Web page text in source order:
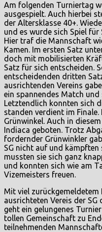
Am folgenden Turniertag
ausgespielt. Auch hierbei
der Altersklasse 40+.
und es wurde sich Spiel
Hier traf die Mannschaft
Kamen. Im ersten Satz
doch mit mobilisierten
Satz für sich entscheiden.
entscheidenden dritten
ausrichtenden Vereins
ein spannendes Match
Letztendlich konnten sich
standen verdient im
Grünwinkel. Auch in
Indiaca geboten. Trotz
fordernder Grünwinkler
SG nicht auf und kämpften
mussten sie sich ganz
und konnten sich wie am
Vizemeisters freuen.
Mit viel
ausrichteten Vereis der SG
geht ein gelungenes
tollen Gemeinschaft zu
teilnehmenden